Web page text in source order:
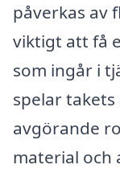
påverkas av
viktigt att få
som ingår i
spelar
avgörande
material och